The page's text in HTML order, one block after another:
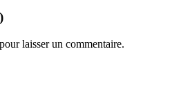
)
laisser un commentaire.